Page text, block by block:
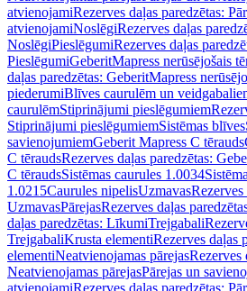
atvienojamiRezerves daļas paredzētas:
atvienojamiNoslēgiRezerves daļas
NoslēgiPieslēgumiRezerves daļas
PieslēgumiGeberitMapress nerūsējošais
daļas paredzētas: GeberitMapress
piederumiBlīves caurulēm un
caurulēmStiprinājumi pieslēgumiem
Stiprinājumi pieslēgumiemSistēmas blīves
savienojumiemGeberit Mapress C tērauds
C tēraudsRezerves daļas paredzētas:
C tēraudsSistēmas caurules 1.0034
1.0215Caurules nipelisUzmavasRezerves
UzmavasPārejasRezerves daļas
daļas paredzētas: LīkumiTrejgabali
TrejgabaliKrusta elementiRezerves daļas
elementiNeatvienojamas pārejasRezerves
Neatvienojamas pārejasPārejas un
atvienojamiRezerves daļas paredzētas: